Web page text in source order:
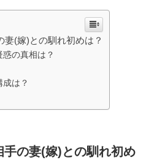
妻(嫁)との馴れ初めは？
の真相は？
成は？
手の妻(嫁)との馴れ初め